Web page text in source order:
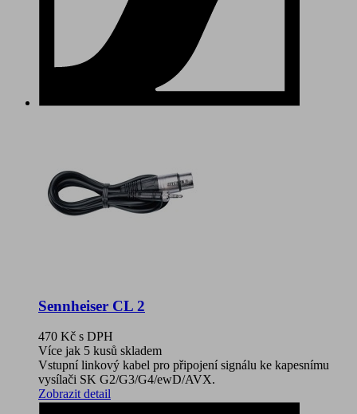
Sennheiser CL 2
470 Kč s DPH
Více jak 5 kusů skladem
Vstupní linkový kabel pro připojení signálu ke kapesnímu
vysílači SK G2/G3/G4/ewD/AVX.
Zobrazit detail